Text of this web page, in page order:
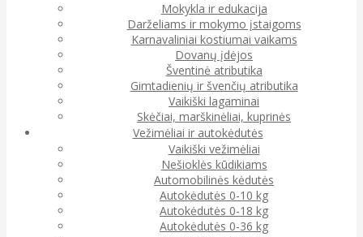
Mokykla ir edukacija
Darželiams ir mokymo įstaigoms
Karnavaliniai kostiumai vaikams
Dovanų įdėjos
Šventinė atributika
Gimtadienių ir švenčių atributika
Vaikiški lagaminai
Skėčiai, marškinėliai, kuprinės
Vežimėliai ir autokėdutės
Vaikiški vežimėliai
Nešioklės kūdikiams
Automobilinės kėdutės
Autokėdutės 0-10 kg
Autokėdutės 0-18 kg
Autokėdutės 0-36 kg